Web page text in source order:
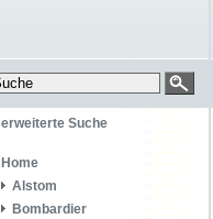
erweiterte Suche
Home
Alstom
Bombardier